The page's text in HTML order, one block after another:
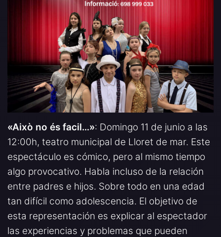
«Això no és facil…»: Domingo 11 de junio a las
12:00h, teatro municipal de Lloret de mar. Este
espectáculo es cómico, pero al mismo tiempo
algo provocativo. Habla incluso de la relación
entre padres e hijos. Sobre todo en una edad
tan difícil como adolescencia. El objetivo de
esta representación es explicar al espectador
las experiencias y problemas que pueden